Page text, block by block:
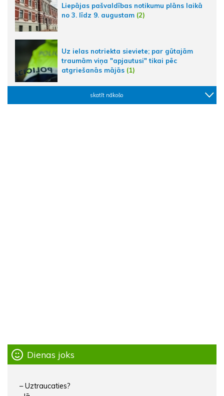
Liepājas pašvaldības notikumu plāns laikā
no 3. līdz 9. augustam (2)
Uz ielas notriekta sieviete; par gūtajām
traumām viņa "apjautusi" tikai pēc
atgriešanās mājās (1)
skatīt nākošo
Dienas joks
– Uztraucaties?